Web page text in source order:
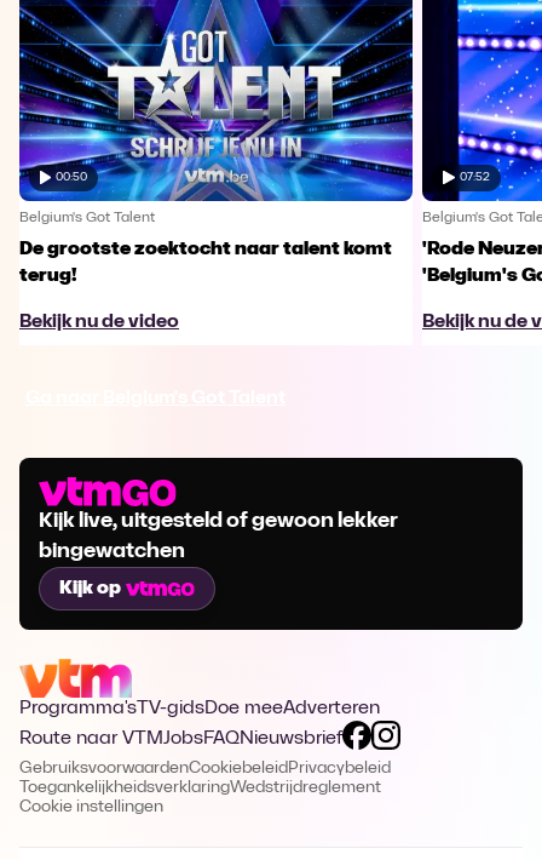
00:50
Belgium's Got Talent
De grootste zoektocht naar talent komt
terug!
Bekijk nu de video
07:52
Belgium's Got
'Rode
'Belgium's
Bekijk nu de
Kijk live, uitgesteld of gewoon lekker
bingewatchen
Kijk op
Programma's TV-gidsDoe meeAdverteren
Route naar VTMJobsFAQNieuwsbrief
GebruiksvoorwaardenCookiebeleid Privacybeleid
ToegankelijkheidsverklaringWedstrijdreglement
Cookie instellingen